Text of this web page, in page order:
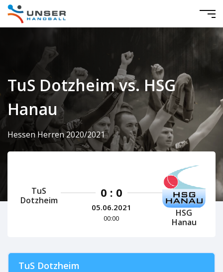
TuS Dotzheim vs. HSG
Hanau
Hessen Herren 2020/2021
TuS
Dotzheim
0 : 0
05.06.2021
00:00
HSG
Hanau
TuS Dotzheim